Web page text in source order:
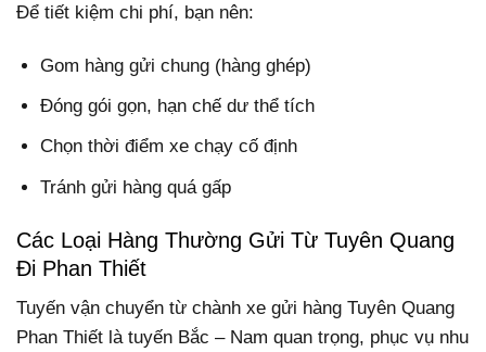
Để tiết kiệm chi phí, bạn nên:
Gom hàng gửi chung (hàng ghép)
Đóng gói gọn, hạn chế dư thể tích
Chọn thời điểm xe chạy cố định
Tránh gửi hàng quá gấp
Các Loại Hàng Thường Gửi Từ Tuyên Quang
Đi Phan Thiết
Tuyến vận chuyển từ chành xe gửi hàng Tuyên Quang
Phan Thiết là tuyến Bắc – Nam quan trọng, phục vụ nhu